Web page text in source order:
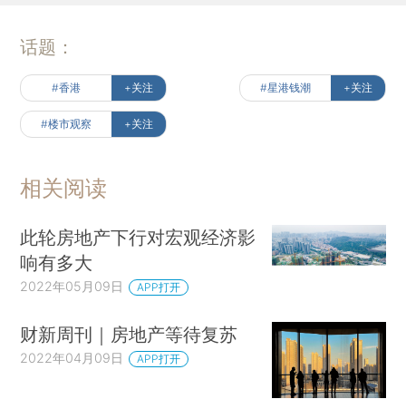
话题：
#香港 +关注 #星港钱潮 +关注
#楼市观察 +关注
相关阅读
此轮房地产下行对宏观经济影
响有多大
2022年05月09日 APP打开
财新周刊｜房地产等待复苏
2022年04月09日 APP打开